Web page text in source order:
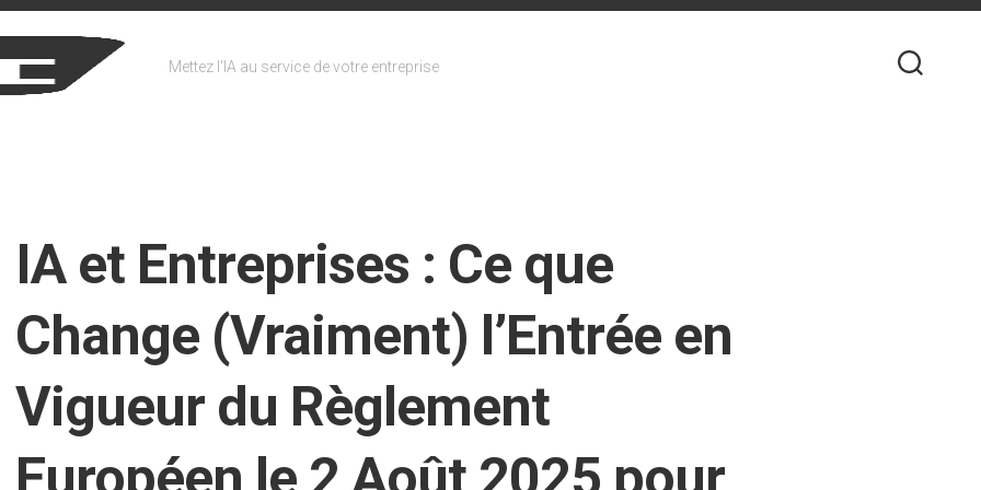
Mettez l'IA au service de votre entreprise
IA et Entreprises : Ce que
Change (Vraiment) l’Entrée en
Vigueur du Règlement